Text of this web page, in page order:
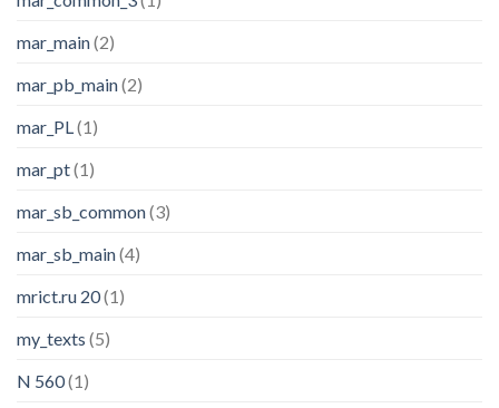
mar_main(2)
mar_pb_main(2)
mar_PL(1)
mar_pt(1)
mar_sb_common(3)
mar_sb_main(4)
mrict.ru 20(1)
my_texts (5)
N 560(1)